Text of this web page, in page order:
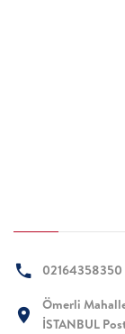
02164358350
Ömerli
İSTANBUL